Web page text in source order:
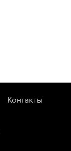
Контакты